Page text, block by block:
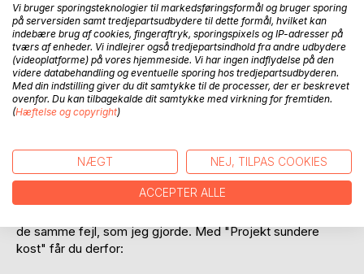
BESKRIVELSE
Er sundhedsprojektet røget i vasken, igen?
sundere, i mange år. Først da det gik op for mig, at jeg
begik de samme fejl igen og igen, lykkedes mit projekt -
sundere kost.
de samme fejl, som jeg gjorde. Med "Projekt sundere
kost" får du derfor:
Vi bruger sporingsteknologier til markedsføringsformål og bruger sporing
på serversiden samt tredjepartsudbydere til dette formål, hvilket kan
indebære brug af cookies, fingeraftryk, sporingspixels og IP-adresser på
tværs af enheder. Vi indlejrer også tredjepartsindhold fra andre udbydere
(videoplatforme) på vores hjemmeside. Vi har ingen indflydelse på den
videre databehandling og eventuelle sporing hos tredjepartsudbyderen.
Med din indstilling giver du dit samtykke til de processer, der er beskrevet
ovenfor. Du kan tilbagekalde dit samtykke med virkning for fremtiden.
(Hæftelse og copyright)
NÆGT NEJ, TILPAS COOKIES
ACCEPTER ALLE